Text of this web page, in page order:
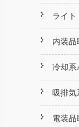
ライト
内装品
冷却系
吸排気
電装品